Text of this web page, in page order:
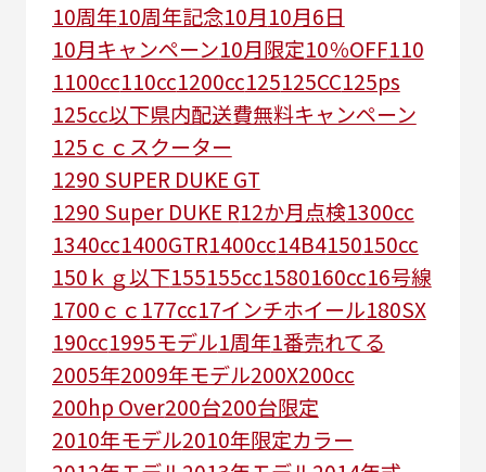
10周年10周年記念10月10月6日
10月キャンペーン10月限定10％OFF110
1100cc110cc1200cc125125CC125ps
125㏄以下県内配送費無料キャンペーン
125ｃｃスクーター
1290 SUPER DUKE GT
1290 Super DUKE R12か月点検1300cc
1340cc1400GTR1400cc14B4150150cc
150ｋｇ以下155155cc1580160cc16号線
1700ｃｃ 177cc17インチホイール180SX
190cc1995モデル1周年1番売れてる
2005年2009年モデル200X200cc
200hp Over200台200台限定
2010年モデル2010年限定カラー